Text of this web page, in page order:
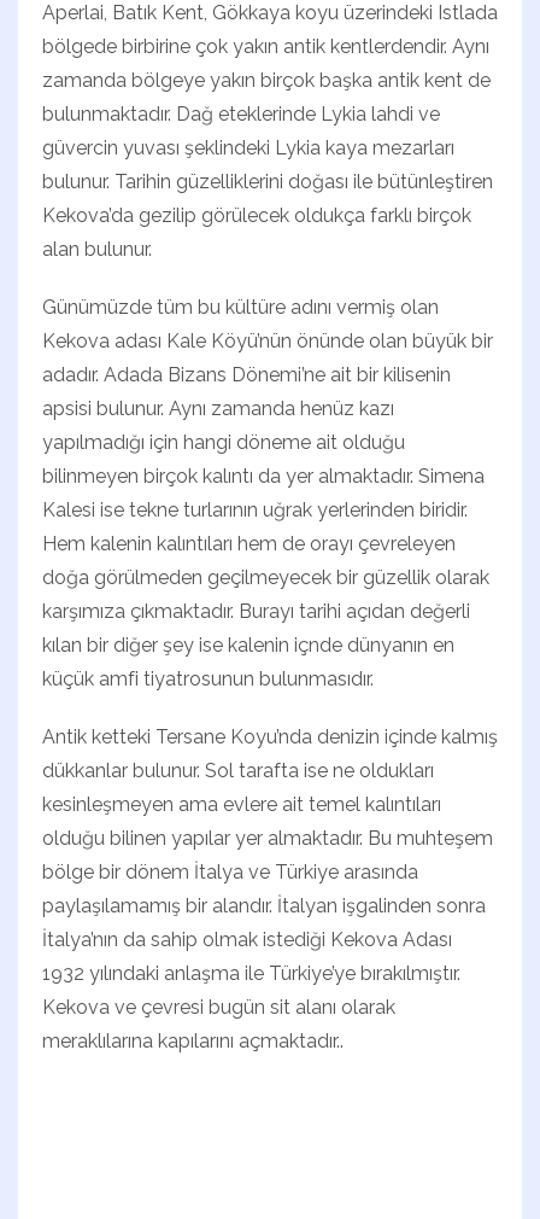
Aperlai, Batık Kent, Gökkaya koyu üzerindeki Istlada
bölgede birbirine çok yakın antik kentlerdendir. Aynı
zamanda bölgeye yakın birçok başka antik kent de
bulunmaktadır. Dağ eteklerinde Lykia lahdi ve
güvercin yuvası şeklindeki Lykia kaya mezarları
bulunur. Tarihin güzelliklerini doğası ile bütünleştiren
Kekova’da gezilip görülecek oldukça farklı birçok
alan bulunur.
Günümüzde tüm bu kültüre adını vermiş olan
Kekova adası Kale Köyü’nün önünde olan büyük bir
adadır. Adada Bizans Dönemi’ne ait bir kilisenin
apsisi bulunur. Aynı zamanda henüz kazı
yapılmadığı için hangi döneme ait olduğu
bilinmeyen birçok kalıntı da yer almaktadır. Simena
Kalesi ise tekne turlarının uğrak yerlerinden biridir.
Hem kalenin kalıntıları hem de orayı çevreleyen
doğa görülmeden geçilmeyecek bir güzellik olarak
karşımıza çıkmaktadır. Burayı tarihi açıdan değerli
kılan bir diğer şey ise kalenin içnde dünyanın en
küçük amfi tiyatrosunun bulunmasıdır.
Antik ketteki Tersane Koyu’nda denizin içinde kalmış
dükkanlar bulunur. Sol tarafta ise ne oldukları
kesinleşmeyen ama evlere ait temel kalıntıları
olduğu bilinen yapılar yer almaktadır. Bu muhteşem
bölge bir dönem İtalya ve Türkiye arasında
paylaşılamamış bir alandır. İtalyan işgalinden sonra
İtalya’nın da sahip olmak istediği Kekova Adası
1932 yılındaki anlaşma ile Türkiye’ye bırakılmıştır.
Kekova ve çevresi bugün sit alanı olarak
meraklılarına kapılarını açmaktadır..